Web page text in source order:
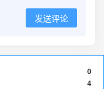
发送评论
0
4